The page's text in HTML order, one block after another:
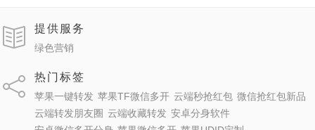
提供服务
绿色营销
热门标签
苹果一键转发 苹果TF微信多开 云端秒抢红包 微信抢红包新品
云端转发朋友圈 云端收藏转发 安卓分身软件